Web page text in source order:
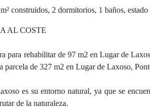
construidos, 2 dormitorios, 1 baños,
AL COSTE
para rehabilitar de 97 m2 en Lugar de
parcela de 327 m2 en Lugar de Laxoso,
es su entorno natural, ya que se
de la naturaleza.